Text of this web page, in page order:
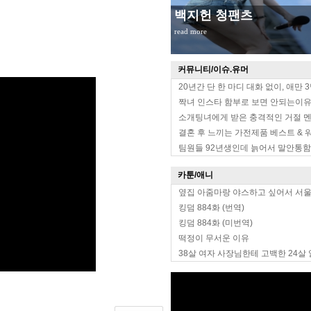
백지헌 청팬츠
read more
커뮤니티/이슈.유머
20년간 단 한 마디 대화 없이, 애만
짝녀 인스타 함부로 보면 안되는이유
소개팅녀에게 받은 충격적인 거절
결혼 후 느끼는 가전제품 베스트 &
팀원들 92년생인데 늙어서 말안통
카툰/애니
옆집 아줌마랑 야스하고 싶어서 서
킹덤 884화 (번역)
킹덤 884화 (미번역)
떡정이 무서운 이유
38살 여자 사장님한테 고백한 24살